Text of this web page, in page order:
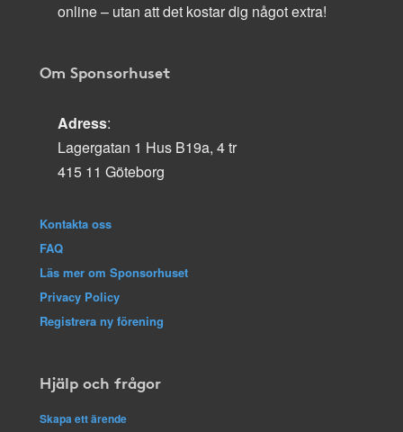
online – utan att det kostar dig något extra!
Om Sponsorhuset
Adress:
Lagergatan 1 Hus B19a, 4 tr
415 11 Göteborg
Kontakta oss
FAQ
Läs mer om Sponsorhuset
Privacy Policy
Registrera ny förening
Hjälp och frågor
Skapa ett ärende